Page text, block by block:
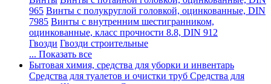
965 Винты с полукруглой головкой, оцинкованные, DIN
7985 Винты с внутренним шестигранником,
оцинкованные, класс прочности 8.8, DIN 912
Гвозди Гвозди строительные
... Показать все
Бытовая химия, средства для уборки и инвентарь
Средства для туалетов и очистки труб Средства для